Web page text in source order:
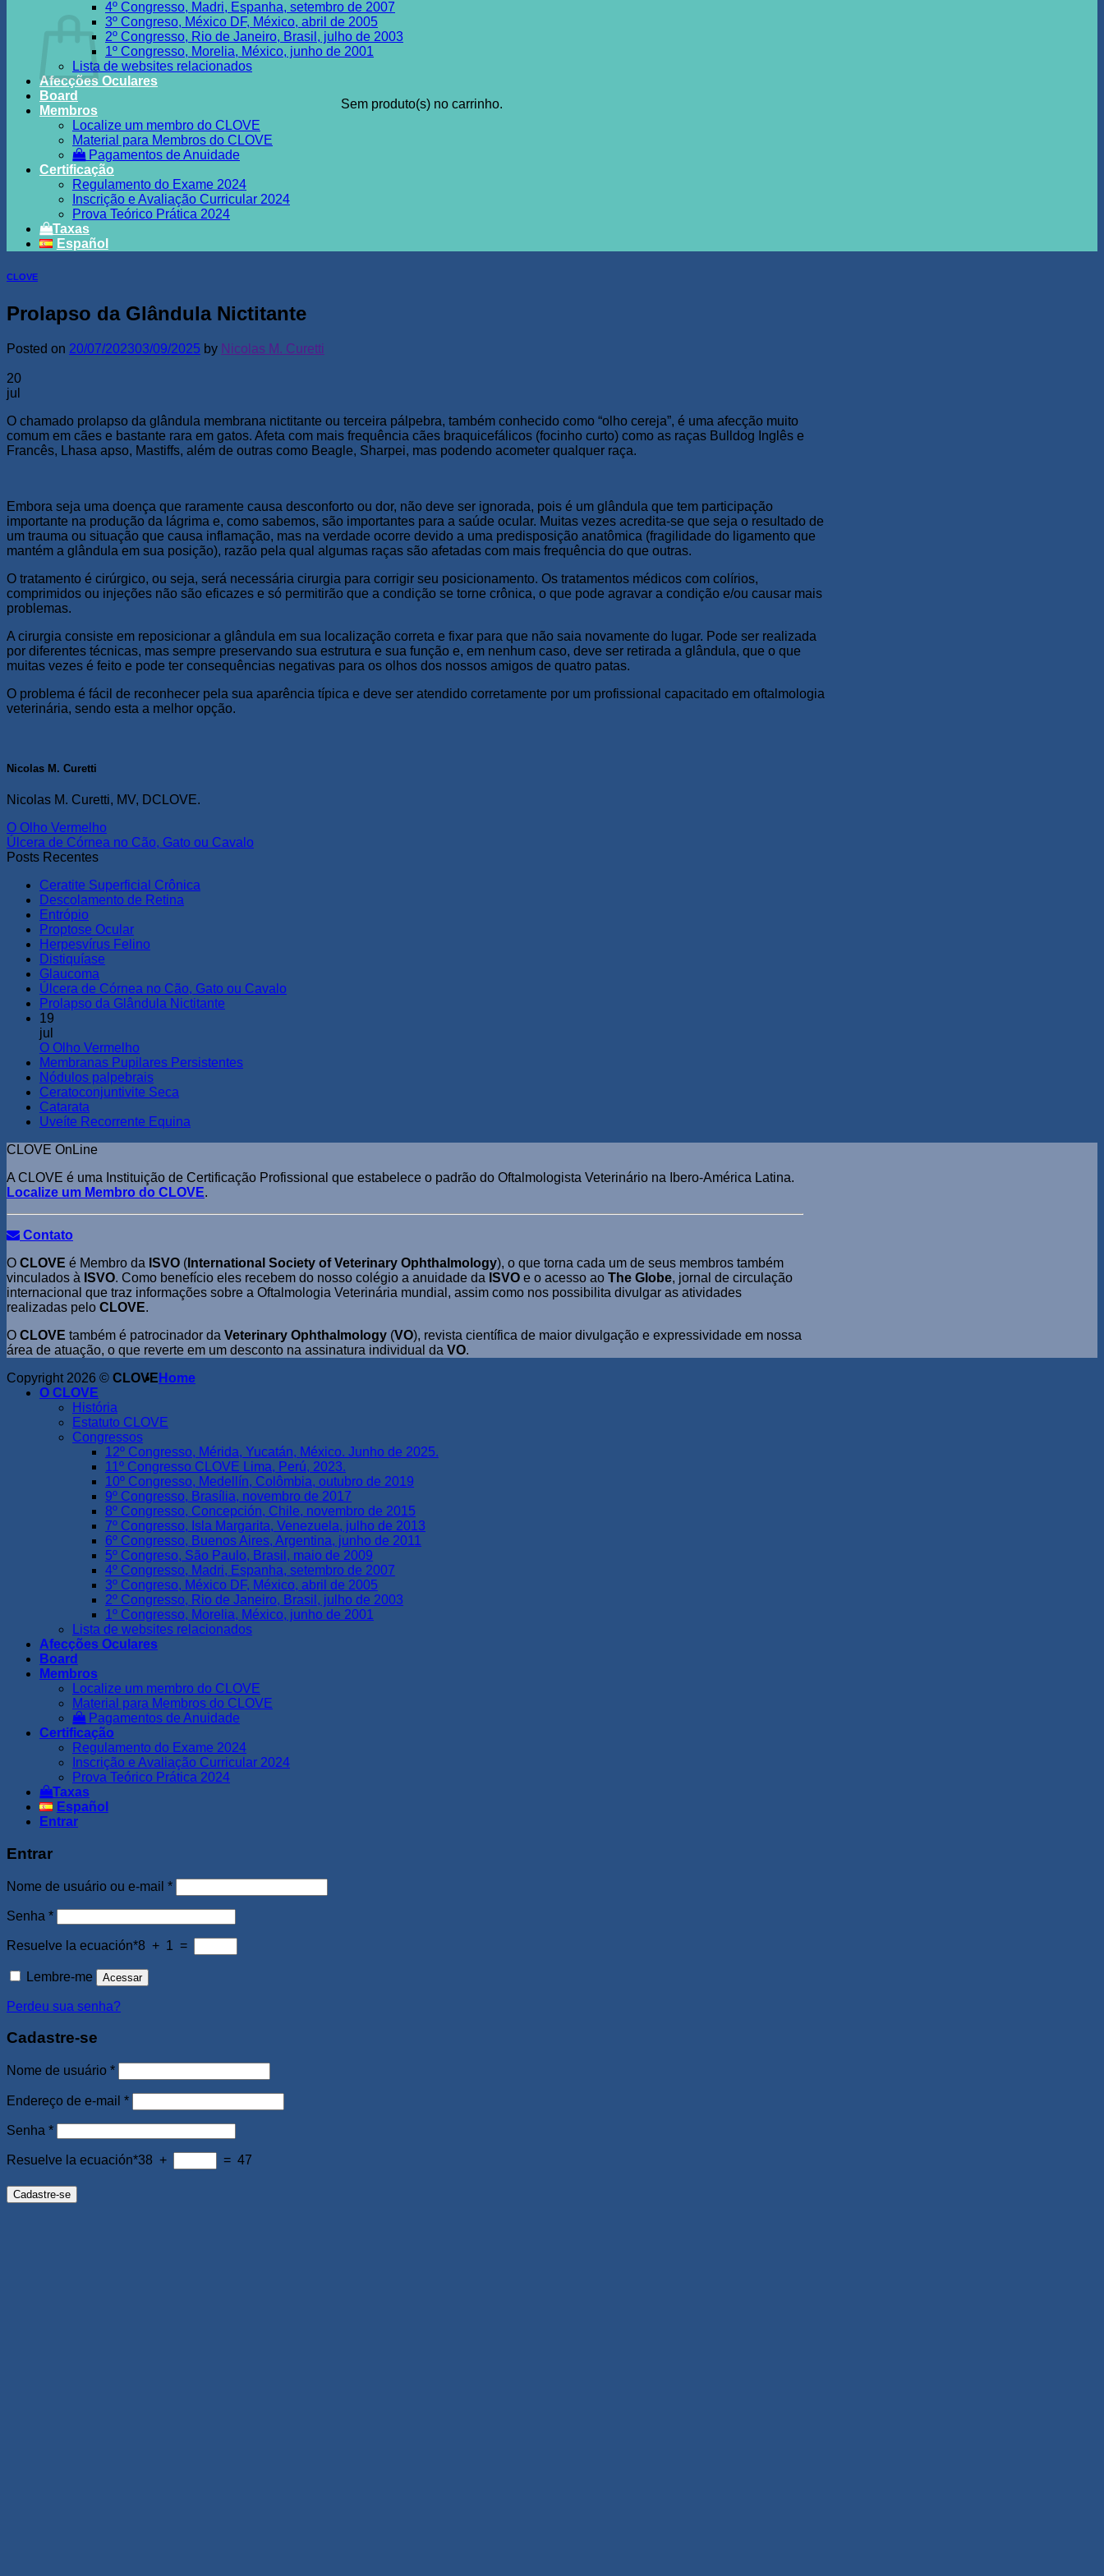
Sem produto(s) no carrinho.
4º Congresso, Madri, Espanha, setembro de 2007
3º Congreso, México DF, México, abril de 2005
2º Congresso, Rio de Janeiro, Brasil, julho de 2003
1º Congresso, Morelia, México, junho de 2001
Lista de websites relacionados
Afecções Oculares
Board
Membros
Localize um membro do CLOVE
Material para Membros do CLOVE
Pagamentos de Anuidade
Certificação
Regulamento do Exame 2024
Inscrição e Avaliação Curricular 2024
Prova Teórico Prática 2024
Taxas
Español
CLOVE
Prolapso da Glândula Nictitante
Posted on 20/07/202303/09/2025 by Nicolas M. Curetti
20
jul
O chamado prolapso da glândula membrana nictitante ou terceira pálpebra, também conhecido como “olho cereja”, é uma afecção muito
comum em cães e bastante rara em gatos. Afeta com mais frequência cães braquicefálicos (focinho curto) como as raças Bulldog Inglês e
Francês, Lhasa apso, Mastiffs, além de outras como Beagle, Sharpei, mas podendo acometer qualquer raça.
Embora seja uma doença que raramente causa desconforto ou dor, não deve ser ignorada, pois é um glândula que tem participação
importante na produção da lágrima e, como sabemos, são importantes para a saúde ocular. Muitas vezes acredita-se que seja o resultado de
um trauma ou situação que causa inflamação, mas na verdade ocorre devido a uma predisposição anatômica (fragilidade do ligamento que
mantém a glândula em sua posição), razão pela qual algumas raças são afetadas com mais frequência do que outras.
O tratamento é cirúrgico, ou seja, será necessária cirurgia para corrigir seu posicionamento. Os tratamentos médicos com colírios,
comprimidos ou injeções não são eficazes e só permitirão que a condição se torne crônica, o que pode agravar a condição e/ou causar mais
problemas.
A cirurgia consiste em reposicionar a glândula em sua localização correta e fixar para que não saia novamente do lugar. Pode ser realizada
por diferentes técnicas, mas sempre preservando sua estrutura e sua função e, em nenhum caso, deve ser retirada a glândula, que o que
muitas vezes é feito e pode ter consequências negativas para os olhos dos nossos amigos de quatro patas.
O problema é fácil de reconhecer pela sua aparência típica e deve ser atendido corretamente por um profissional capacitado em oftalmologia
veterinária, sendo esta a melhor opção.
Nicolas M. Curetti
Nicolas M. Curetti, MV, DCLOVE.
O Olho Vermelho
Úlcera de Córnea no Cão, Gato ou Cavalo
Posts Recentes
Ceratite Superficial Crônica
Descolamento de Retina
Entrópio
Proptose Ocular
Herpesvírus Felino
Distiquíase
Glaucoma
Úlcera de Córnea no Cão, Gato ou Cavalo
Prolapso da Glândula Nictitante
19
jul
O Olho Vermelho
Membranas Pupilares Persistentes
Nódulos palpebrais
Ceratoconjuntivite Seca
Catarata
Uveíte Recorrente Equina
CLOVE OnLine
A CLOVE é uma Instituição de Certificação Profissional que estabelece o padrão do Oftalmologista Veterinário na Ibero-América Latina.
Localize um Membro do CLOVE.
Contato
O CLOVE é Membro da ISVO ( International Society of Veterinary Ophthalmology), o que torna cada um de seus membros também
vinculados à ISVO. Como benefício eles recebem do nosso colégio a anuidade da ISVO e o acesso ao The Globe, jornal de circulação
internacional que traz informações sobre a Oftalmologia Veterinária mundial, assim como nos possibilita divulgar as atividades
realizadas pelo CLOVE.
O CLOVE também é patrocinador da Veterinary Ophthalmology (VO), revista científica de maior divulgação e expressividade em nossa
área de atuação, o que reverte em um desconto na assinatura individual da VO.
Copyright 2026 © CLOVE Home
O CLOVE
História
Estatuto CLOVE
Congressos
12º Congresso, Mérida, Yucatán, México. Junho de 2025.
11º Congresso CLOVE Lima, Perú, 2023.
10º Congresso, Medellín, Colômbia, outubro de 2019
9º Congresso, Brasília, novembro de 2017
8º Congresso, Concepción, Chile, novembro de 2015
7º Congresso, Isla Margarita, Venezuela, julho de 2013
6º Congresso, Buenos Aires, Argentina, junho de 2011
5º Congreso, São Paulo, Brasil, maio de 2009
4º Congresso, Madri, Espanha, setembro de 2007
3º Congreso, México DF, México, abril de 2005
2º Congresso, Rio de Janeiro, Brasil, julho de 2003
1º Congresso, Morelia, México, junho de 2001
Lista de websites relacionados
Afecções Oculares
Board
Membros
Localize um membro do CLOVE
Material para Membros do CLOVE
Pagamentos de Anuidade
Certificação
Regulamento do Exame 2024
Inscrição e Avaliação Curricular 2024
Prova Teórico Prática 2024
Taxas
Español
Entrar
Entrar
Nome de usuário ou e-mail *Obrigatório
Senha *Obrigatório
Resuelve la ecuación*8 + 1 =
Lembre-me Acessar
Perdeu sua senha?
Cadastre-se
Nome de usuário *Obrigatório
Endereço de e-mail *Obrigatório
Senha *Obrigatório
Resuelve la ecuación*38 + = 47
Cadastre-se